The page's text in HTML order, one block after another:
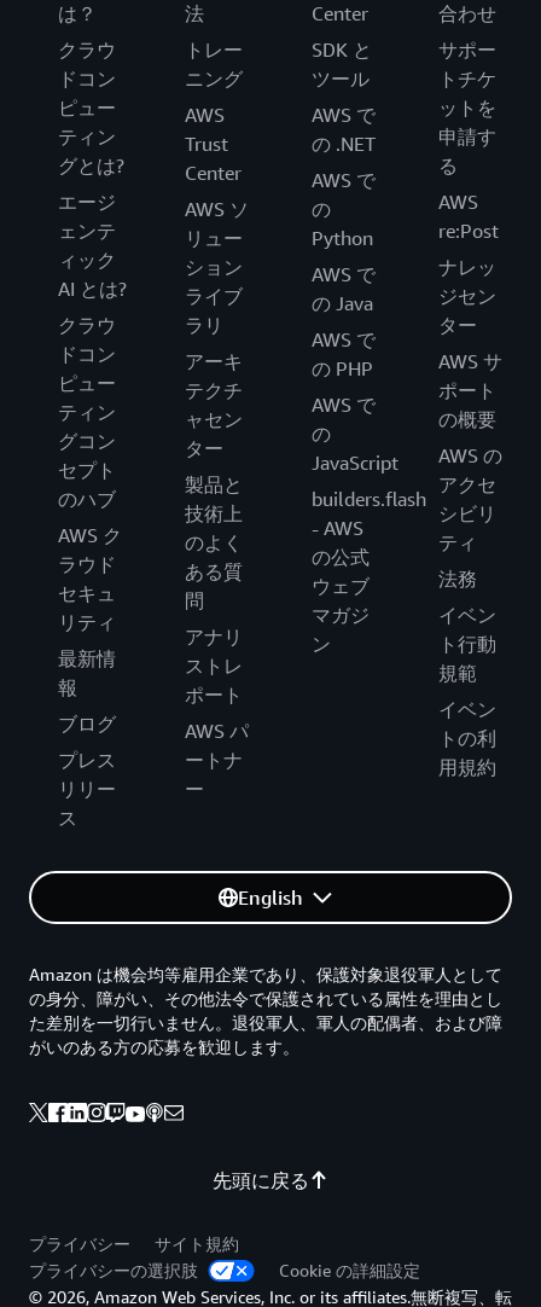
は？
クラウ
ドコン
ピュー
ティン
グとは?
エージ
ェンテ
ィック
AI とは?
クラウ
ドコン
ピュー
ティン
グコン
セプト
のハブ
AWS ク
ラウド
セキュ
リティ
最新情
報
ブログ
プレス
リリー
ス
法
トレー
ニング
AWS
Trust
Center
AWS ソ
リュー
ション
ライブ
ラリ
アーキ
テクチ
ャセン
ター
製品と
技術上
のよく
ある質
問
アナリ
ストレ
ポート
AWS パ
ートナ
ー
Center
SDK と
ツール
AWS で
の .NET
AWS で
の
Python
AWS で
の Java
AWS で
の PHP
AWS で
の
JavaScript
builders.flash
- AWS
の公式
ウェブ
マガジ
ン
合わせ
サポー
トチケ
ットを
申請す
る
AWS
re:Post
ナレッ
ジセン
ター
AWS サ
ポート
の概要
AWS の
アクセ
シビリ
ティ
法務
イベン
ト行動
規範
イベン
トの利
用規約
English
先頭に戻る
Amazon は機会均等雇用企業であり、保護対象退役軍人として
の身分、障がい、その他法令で保護されている属性を理由とし
た差別を一切行いません。退役軍人、軍人の配偶者、および障
がいのある方の応募を歓迎します。
プライバシー
サイト規約
プライバシーの選択肢
Cookie の詳細設定
© 2026, Amazon Web Services, Inc. or its affiliates.無断複写、転